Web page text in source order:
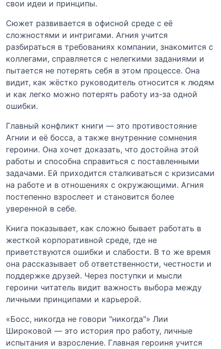
свои идеи и принципы.
Сюжет развивается в офисной среде с её
сложностями и интригами. Агния учится
разбираться в требованиях компании, знакомится с
коллегами, справляется с нелегкими заданиями и
пытается не потерять себя в этом процессе. Она
видит, как жёстко руководитель относится к людям
и как легко можно потерять работу из-за одной
ошибки.
Главный конфликт книги — это противостояние
Агнии и её босса, а также внутренние сомнения
героини. Она хочет доказать, что достойна этой
работы и способна справиться с поставленными
задачами. Ей приходится сталкиваться с кризисами
на работе и в отношениях с окружающими. Агния
постепенно взрослеет и становится более
уверенной в себе.
Книга показывает, как сложно бывает работать в
жесткой корпоративной среде, где не
приветствуются ошибки и слабости. В то же время
она рассказывает об ответственности, честности и
поддержке друзей. Через поступки и мысли
героини читатель видит важность выбора между
личными принципами и карьерой.
«Босс, никогда не говори "никогда"» Лии
Широковой — это история про работу, личные
испытания и взросление. Главная героиня учится